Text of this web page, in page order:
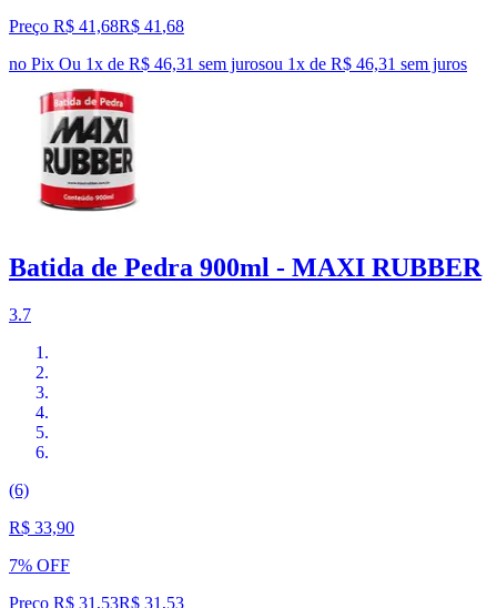
Preço R$ 41,68R$ 41,68
no Pix Ou 1x de R$ 46,31 sem jurosou 1x de R$ 46,31 sem juros
Batida de Pedra 900ml - MAXI RUBBER
3.7
(6)
R$ 33,90
7% OFF
Preço R$ 31,53R$ 31 ,53